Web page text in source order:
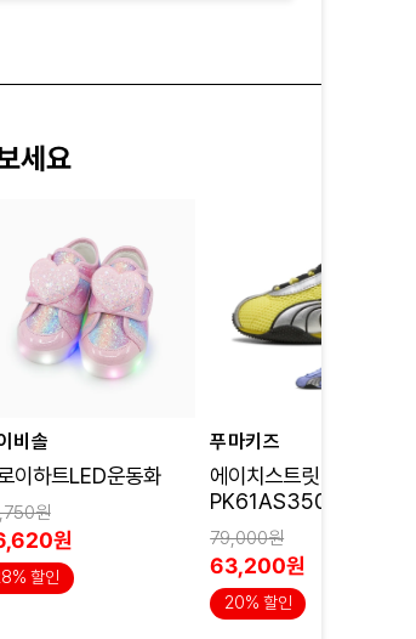
세요
비솔
이하트LED운동화
원
원
할인
푸마키즈
에이치스트릿 OG 베이비_
PK61AS350
79,000원
63,200원
20% 할인